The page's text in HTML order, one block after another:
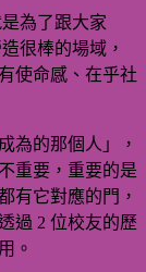
為了跟大家
很棒的場域，
使命感、在乎社
為的那個人」，
重要，重要的是
有它對應的門，
過 2 位校友的歷
。